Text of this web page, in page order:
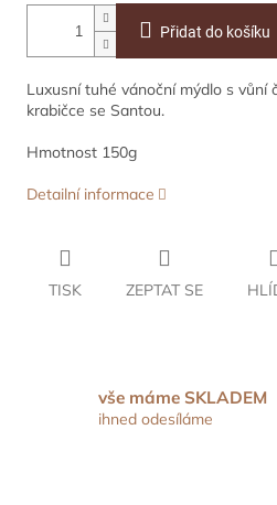
Přidat do košíku
Luxusní tuhé vánoční mýdlo s vůní
krabičce se Santou.
Hmotnost 150g
Detailní informace
TISK ZEPTAT SE
vše máme SKLADEM
ihned odesíláme